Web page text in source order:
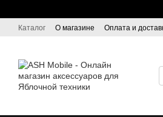
Каталог О магазине Оплата и